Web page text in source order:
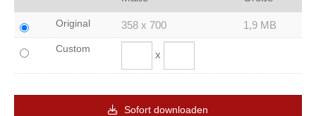
Original 358 x 700 1,9 MB
Custom x
Sofort downloaden